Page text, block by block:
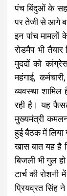
पंच बिंदुओं के
पर तेजी से आगे
इन पांच मामलों के
रोडमैप भी
मुददों को
महंगाई,
व्यवस्था शामिल
रही है। यह
मुख्यमंत्री
हुई बैठक में लिया
खास बात यह है
बिजली भी गुल
टार्च की
प्रियव्रत सिंह